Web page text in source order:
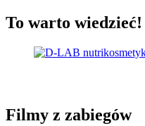
To warto wiedzieć!
Filmy z zabiegów